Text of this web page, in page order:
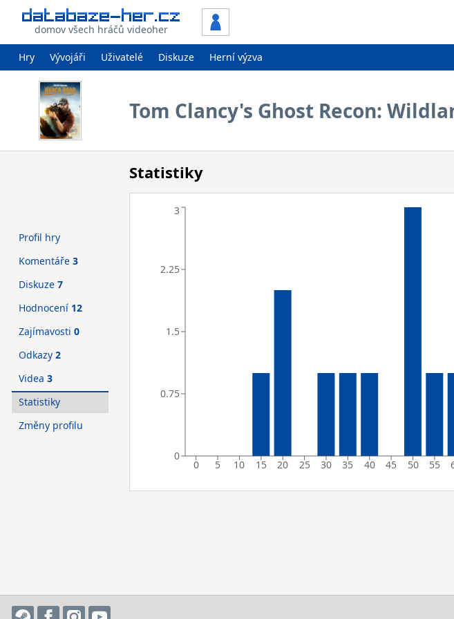
domov všech hráčů videoher
Hry Vývojáři Uživatelé Diskuze Herní výzva
Tom Clancy's Ghost Recon:
Statistiky
0 5 10 15 20 25 30 35 40 45 50 55
0
0.75
1.5
2.25
3
Profil hry
Komentáře 3
Diskuze 7
Hodnocení 12
Zajímavosti 0
Odkazy 2
Videa 3
Statistiky
Změny profilu